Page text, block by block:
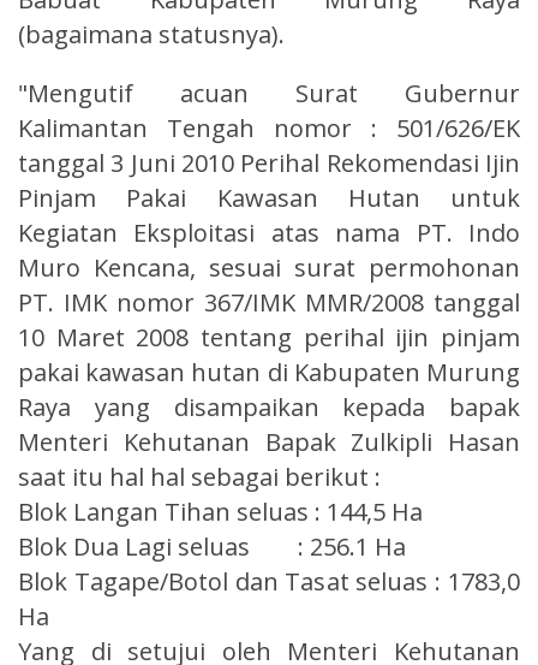
(bagaimana statusnya).
"Mengutif acuan Surat Gubernur
Kalimantan Tengah nomor : 501/626/EK
tanggal 3 Juni 2010 Perihal Rekomendasi Ijin
Pinjam Pakai Kawasan Hutan untuk
Kegiatan Eksploitasi atas nama PT. Indo
Muro Kencana, sesuai surat permohonan
PT. IMK nomor 367/IMK MMR/2008 tanggal
10 Maret 2008 tentang perihal ijin pinjam
pakai kawasan hutan di Kabupaten Murung
Raya yang disampaikan kepada bapak
Menteri Kehutanan Bapak Zulkipli Hasan
saat itu hal hal sebagai berikut :
Blok Langan Tihan seluas : 144,5 Ha
Blok Dua Lagi seluas : 256.1 Ha
Blok Tagape/Botol dan Tasat seluas : 1783,0
Ha
Yang di setujui oleh Menteri Kehutanan